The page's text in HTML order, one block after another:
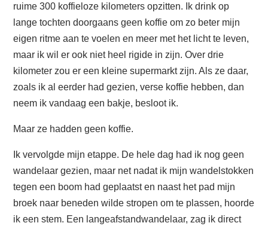
ruime 300 koffieloze kilometers opzitten. Ik drink op
lange tochten doorgaans geen koffie om zo beter mijn
eigen ritme aan te voelen en meer met het licht te leven,
maar ik wil er ook niet heel rigide in zijn. Over drie
kilometer zou er een kleine supermarkt zijn. Als ze daar,
zoals ik al eerder had gezien, verse koffie hebben, dan
neem ik vandaag een bakje, besloot ik.
Maar ze hadden geen koffie.
Ik vervolgde mijn etappe. De hele dag had ik nog geen
wandelaar gezien, maar net nadat ik mijn wandelstokken
tegen een boom had geplaatst en naast het pad mijn
broek naar beneden wilde stropen om te plassen, hoorde
ik een stem. Een langeafstandwandelaar, zag ik direct